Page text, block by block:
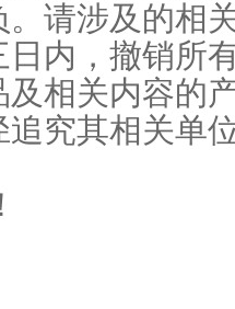
请涉及的相
日内，撤销所
相关内容的
追究其相关单